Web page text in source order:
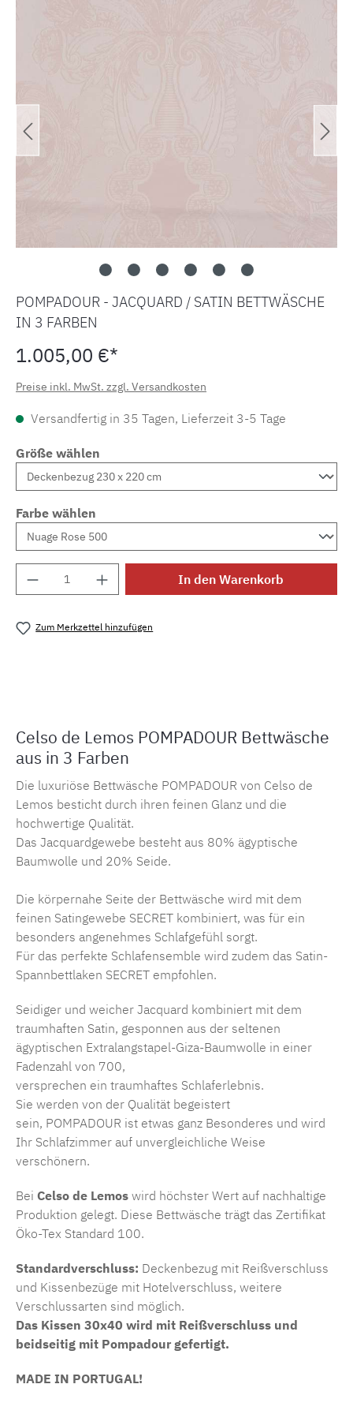
POMPADOUR - JACQUARD / SATIN BETTWÄSCHE
IN 3 FARBEN
1.005,00 €*
Preise inkl. MwSt. zzgl. Versandkosten
Versandfertig in 35 Tagen, Lieferzeit 3-5 Tage
Größe wählen
Farbe wählen
Produkt Anzahl: Gib den gewünschten
In den Warenkorb
Zum Merkzettel hinzufügen
Celso de Lemos POMPADOUR Bettwäsche
aus in 3 Farben
Die luxuriöse Bettwäsche POMPADOUR von Celso de
Lemos besticht durch ihren feinen Glanz und die
hochwertige Qualität.
Das Jacquardgewebe besteht aus 80% ägyptische
Baumwolle und 20% Seide.
Die körpernahe Seite der Bettwäsche wird mit dem
feinen Satingewebe SECRET kombiniert, was für ein
besonders angenehmes Schlafgefühl sorgt.
Für das perfekte Schlafensemble wird zudem das Satin-
Spannbettlaken SECRET empfohlen.
Seidiger und weicher Jacquard kombiniert mit dem
traumhaften Satin, gesponnen aus der seltenen
ägyptischen Extralangstapel-Giza-Baumwolle in einer
Fadenzahl von 700,
versprechen ein traumhaftes Schlaferlebnis.
Sie werden von der Qualität begeistert
sein, POMPADOUR ist etwas ganz Besonderes und wird
Ihr Schlafzimmer auf unvergleichliche Weise
verschönern.
Bei Celso de Lemos wird höchster Wert auf nachhaltige
Produktion gelegt. Diese Bettwäsche trägt das Zertifikat
Öko-Tex Standard 100.
Standardverschluss: Deckenbezug mit Reißverschluss
und Kissenbezüge mit Hotelverschluss, weitere
Verschlussarten sind möglich.
Das Kissen 30x40 wird mit Reißverschluss und
beidseitig mit Pompadour gefertigt.
MADE IN PORTUGAL!